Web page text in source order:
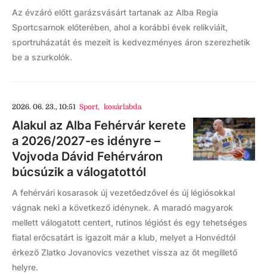
Az évzáró előtt garázsvásárt tartanak az Alba Regia
Sportcsarnok előterében, ahol a korábbi évek relikviáit,
sportruházatát és mezeit is kedvezményes áron szerezhetik
be a szurkolók.
2026. 06. 23., 10:51 Sport, kosárlabda
Alakul az Alba Fehérvár kerete
a 2026/2027-es idényre –
Vojvoda Dávid Fehérváron
búcsúzik a válogatottól
A fehérvári kosarasok új vezetőedzővel és új légiósokkal
vágnak neki a következő idénynek. A maradó magyarok
mellett válogatott centert, rutinos légióst és egy tehetséges
fiatal erőcsatárt is igazolt már a klub, melyet a Honvédtól
érkező Zlatko Jovanovics vezethet vissza az őt megillető
helyre.